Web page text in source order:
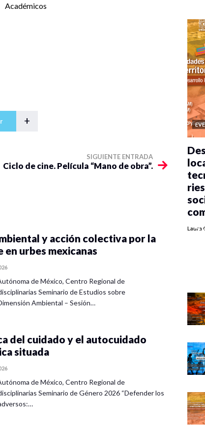
Académicos
+
SIGUIENTE ENTRADA
Ciclo de cine. Película “Mano de obra”.
y acción colectiva por la
en urbes mexicanas
de México, Centro Regional de
Seminario de Estudios sobre
Ambiental – Sesión…
del cuidado y el autocuidado
situada
de México, Centro Regional de
Seminario de Género 2026 “Defender los
Laura